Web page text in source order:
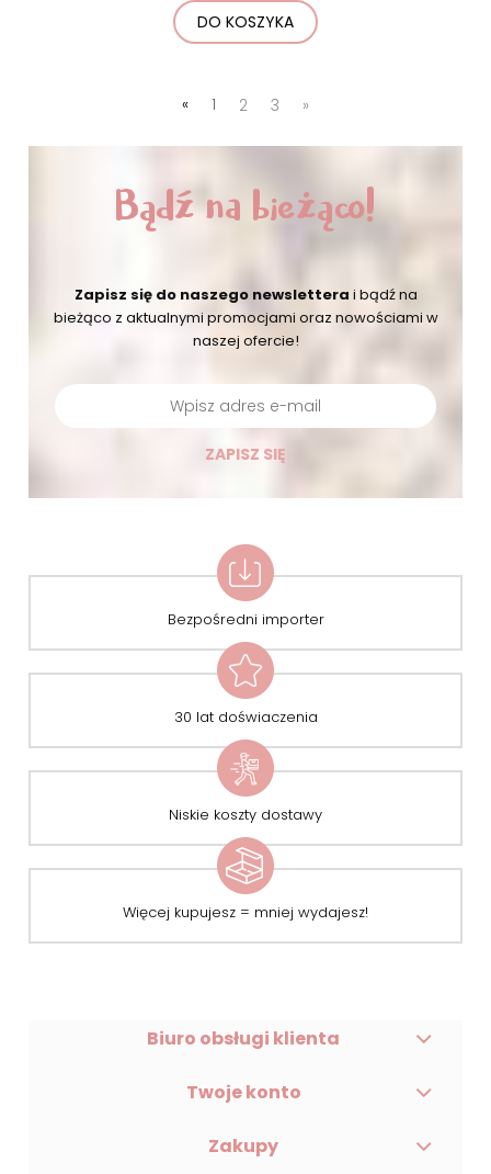
DO KOSZYKA
« 1 2 3 »
Bądź na bieżąco!
Zapisz się do naszego newslettera i bądź na
bieżąco z aktualnymi promocjami oraz nowościami w
naszej ofercie!
ZAPISZ SIĘ
Bezpośredni importer
30 lat doświaczenia
Niskie koszty dostawy
Więcej kupujesz = mniej wydajesz!
Biuro obsługi klienta
Twoje konto
Zakupy